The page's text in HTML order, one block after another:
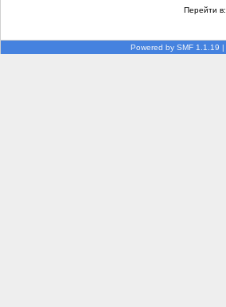
Перейти в:
Powered by SMF 1.1.19 |